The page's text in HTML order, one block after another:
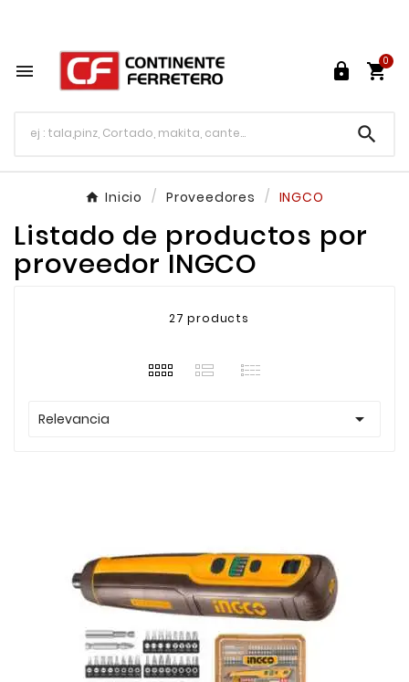
  
0

Inicio Proveedores INGCO
Listado de productos por
proveedor INGCO
27 products
Relevancia 